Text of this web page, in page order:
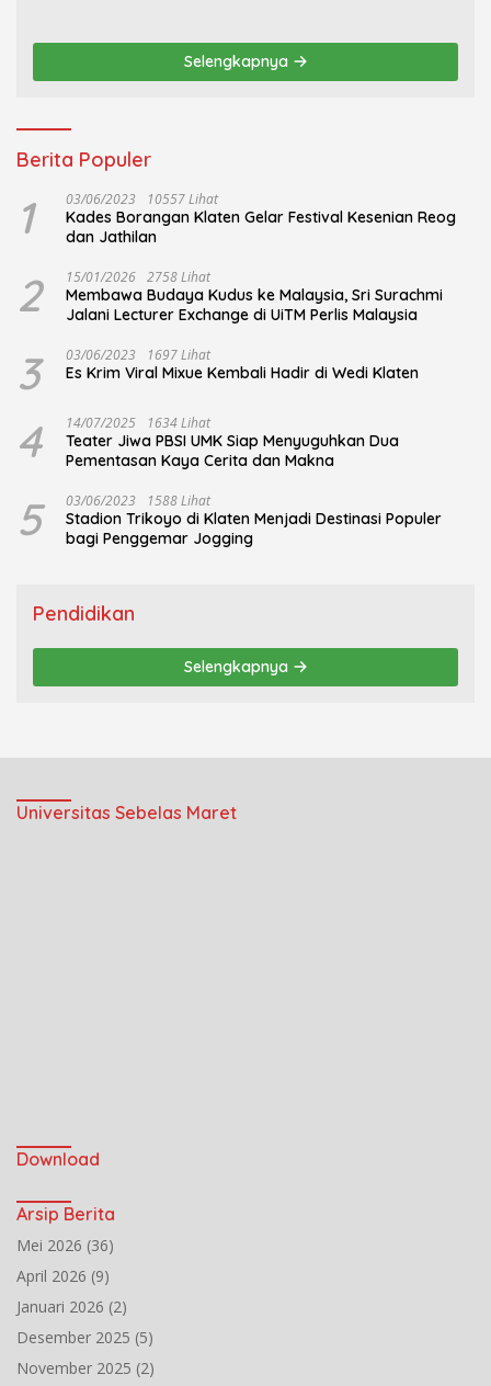
Selengkapnya
Berita Populer
1 03/06/2023 10557 Lihat
Kades Borangan Klaten Gelar Festival Kesenian Reog
dan Jathilan
2 15/01/2026 2758 Lihat
Membawa Budaya Kudus ke Malaysia, Sri Surachmi
Jalani Lecturer Exchange di UiTM Perlis Malaysia
3 03/06/2023 1697 Lihat
Es Krim Viral Mixue Kembali Hadir di Wedi Klaten
4 14/07/2025 1634 Lihat
Teater Jiwa PBSI UMK Siap Menyuguhkan Dua
Pementasan Kaya Cerita dan Makna
5 03/06/2023 1588 Lihat
Stadion Trikoyo di Klaten Menjadi Destinasi Populer
bagi Penggemar Jogging
Pendidikan
Selengkapnya
Universitas Sebelas Maret
Download
Arsip Berita
Mei 2026 (36)
April 2026 (9)
Januari 2026 (2)
Desember 2025 (5)
November 2025 (2)